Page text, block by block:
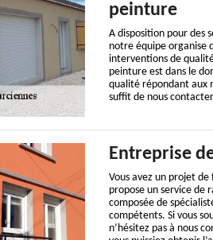
peinture
A disposition pour des
notre équipe organise
interventions de
peinture est dans le
qualité répondant aux
suffit de nous
Entreprise
Vous avez un projet
propose un service de
composée de
compétents. Si vous
n’hésitez pas à nous